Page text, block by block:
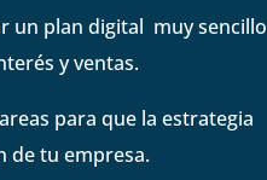
un plan digital muy sencillo
y ventas.
para que la estrategia
de tu empresa.